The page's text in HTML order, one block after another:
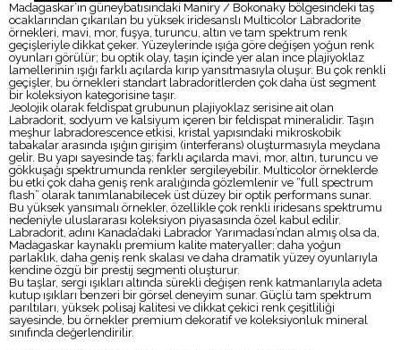
Madagaskar’ın güneybatısındaki Maniry / Bokonaky bölgesindeki taş
ocaklarından çıkarılan bu yüksek iridesanslı Multicolor Labradorite
örnekleri, mavi, mor, fuşya, turuncu, altın ve tam spektrum renk
geçişleriyle dikkat çeker. Yüzeylerinde ışığa göre değişen yoğun renk
oyunları görülür; bu optik olay, taşın içinde yer alan ince plajiyoklaz
lamellerinin ışığı farklı açılarda kırıp yansıtmasıyla oluşur. Bu çok renkli
geçişler, bu örnekleri standart labradoritlerden çok daha üst segment
bir koleksiyon kategorisine taşır.
Jeolojik olarak feldispat grubunun plajiyoklaz serisine ait olan
Labradorit, sodyum ve kalsiyum içeren bir feldispat mineralidir. Taşın
meşhur labradorescence etkisi, kristal yapısındaki mikroskobik
tabakalar arasında ışığın girişim (interferans) oluşturmasıyla meydana
gelir. Bu yapı sayesinde taş; farklı açılarda mavi, mor, altın, turuncu ve
gökkuşağı spektrumunda renkler sergileyebilir. Multicolor örneklerde
bu etki çok daha geniş renk aralığında gözlemlenir ve “full spectrum
flash” olarak tanımlanabilecek üst düzey bir optik performans sunar.
Bu yüksek yansımalı örnekler, özellikle çok renkli iridesans spektrumu
nedeniyle uluslararası koleksiyon piyasasında özel kabul edilir.
Labradorit, adını Kanada’daki Labrador Yarımadası’ndan almış olsa da,
Madagaskar kaynaklı premium kalite materyaller; daha yoğun
parlaklık, daha geniş renk skalası ve daha dramatik yüzey oyunlarıyla
kendine özgü bir prestij segmenti oluşturur.
Bu taşlar, sergi ışıkları altında sürekli değişen renk katmanlarıyla adeta
kutup ışıkları benzeri bir görsel deneyim sunar. Güçlü tam spektrum
parıltıları, yüksek polisaj kalitesi ve dikkat çekici renk çeşitliliği
sayesinde, bu örnekler premium dekoratif ve koleksiyonluk mineral
sınıfında değerlendirilir.